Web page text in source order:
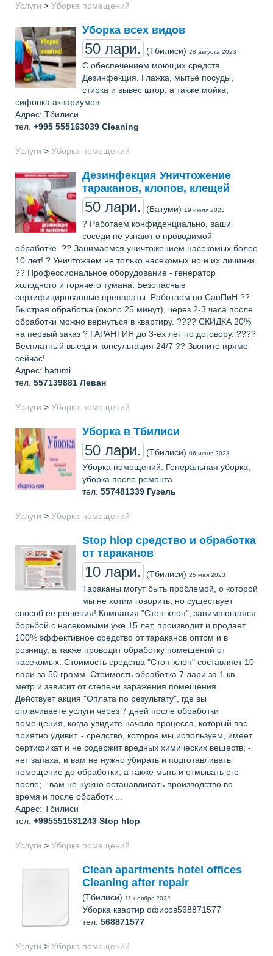
Услуги > Уборка помещений
Уборка всех видов
50 лари. (Тбилиси) 28 августа 2023
С обеспечением моющих средств.
Дезинфекция. Глажка, мытьё посуды,
стирка и вывес штор, а также мойка,
сифонка аквариумов.
Адрес: Тбилиси
тел. +995 555163039 Cleaning
Услуги > Уборка помещений
Дезинфекция Уничтожение
тараканов, клопов, клещей
50 лари. (Батуми) 19 июля 2023
? Работаем конфиденциально, ваши
соседи не узнают о проводимой
обработке. ?? Занимаемся уничтожением насекомых более
10 лет! ? Уничтожаем не только насекомых но и их личинки.
?? Профессиональное оборудование - генератор
холодного и горячего тумана. Безопасные
сертифицированные препараты. Работаем по СанПиН ??
Быстрая обработка (около 25 минут), через 2-3 часа после
обработки можно вернуться в квартиру. ???? СКИДКА 20%
на первый заказ ? ГАРАНТИЯ до 3-ех лет по договору. ????
Бесплатный выезд и консультация 24/7 ?? Звоните прямо
сейчас!
Адрес: batumi
тел. 557139881 Леван
Услуги > Уборка помещений
Уборка в Тбилиси
50 лари. (Тбилиси) 06 июня 2023
Уборка помещений. Генеральная уборка,
уборка после ремонта.
тел. 557481339 Гузель
Услуги > Уборка помещений
Stop hlop средство и обработка
от тараканов
10 лари. (Тбилиси) 25 мая 2023
Тараканы могут быть проблемой, о которой
мы не хотим говорить, но существует
способ ее решения! Компания "Стоп-хлоп", занимающаяся
борьбой с насекомыми уже 15 лет, производит и продает
100% эффективное средство от тараканов оптом и в
розницу, а также проводит обработку помещений от
насекомых. Стоимость средства "Стоп-хлоп" составляет 10
лари за 50 грамм. Стоимость обработка 7 лари за 1 кв.
метр и зависит от степени заражения помещения.
Действует акция "Оплата по результату", где вы
оплачиваете услуги через 7 дней после обработки
помещения, когда увидите начало процесса, который вас
приятно удивит. - средство, которое мы используем, имеет
сертификат и не содержит вредных химических веществ; -
нет запаха, и вам не нужно убирать и подготавливать
помещение до обработки, а также мыть и отмывать его
после; - вам не нужно останавливать производство во
время и после обработк ...
Адрес: Тбилиси
тел. +995551531243 Stop hlop
Услуги > Уборка помещений
Clean apartments hotel offices
Cleaning after repair
(Тбилиси) 11 ноября 2022
Уборка квартир офисов568871577
тел. 568871577
Услуги > Уборка помещений